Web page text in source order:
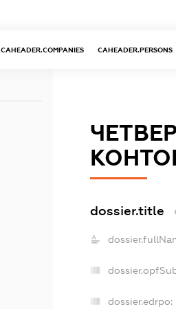
CAHEADER.COMPANIES CAHEADER.PERSONS
dossier.title
dossier.edrpo: